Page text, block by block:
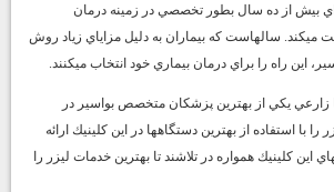
بيش از ده سال بطور تخصصي در زمينه درمان
ميكند. سالهاست كه بيماران به دليل مزاياي زياد روش
اين راه را براي درمان بيماري خود انتخاب ميكنند.
يكي از بهترين پزشكان متخصص بواسير در
با استفاده از بهترين دستگاهها در اين كلينيك ارائه
اين كلينيك همواره در تلاشند تا بهترين خدمات ليزر را